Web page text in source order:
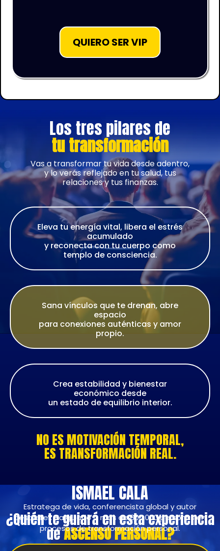
QUIERO SER VIP
Los tres pilares de
tu transformación
Vas a transformar tu vida desde adentro,
y lo verás reflejado en tu salud, tus
relaciones y tus finanzas.
Eleva tu energía vital, libera el estrés
acumulado
y reconecta con tu cuerpo como
templo de consciencia.
Sana vínculos que te drenan, abre
espacio
para conexiones auténticas y amor
propio.
Crea estabilidad y bienestar
económico desde
un estado de equilibrio interior.
NO ES MOTIVACIÓN TEMPORAL,
ES TRANSFORMACIÓN REAL.
¿Quién te guiará en esta experiencia
deASCENSO PERSONAL?
ISMAEL CALA
Estratega de vida, conferencista global y autor
bestseller. Ha guiado a más de 600,000 personas en
procesos de transformación personal.